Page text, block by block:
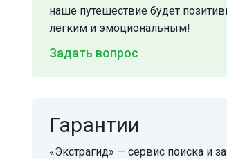
наше путешествие будет
легким и эмоциональным!
Задать вопрос
Гарантии
«Экстрагид» — сервис поиска и